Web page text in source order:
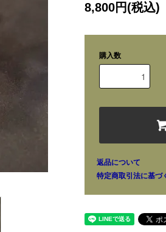
8,800円(税込)
購入数
返品について
特定商取引法に基づ